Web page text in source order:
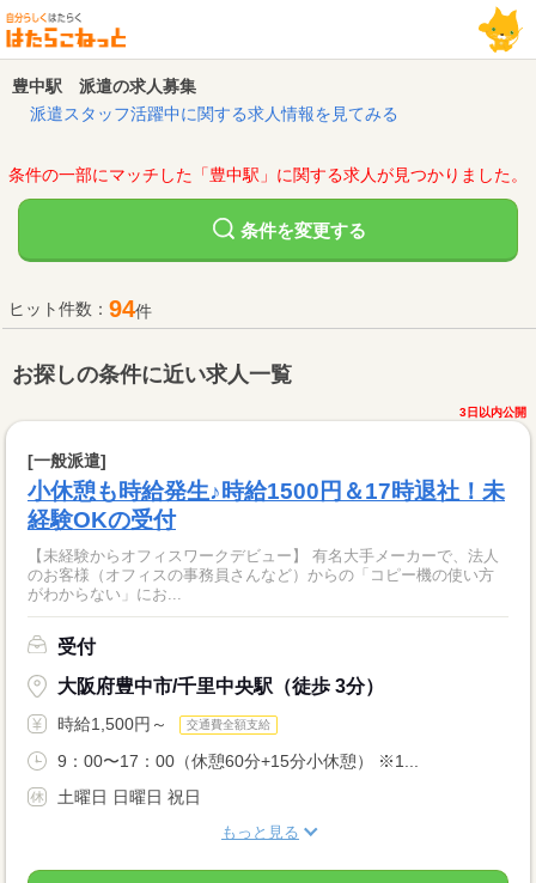
豊中駅 派遣の求人募集
派遣スタッフ活躍中に関する求人情報を見てみる
条件の一部にマッチした「豊中駅」に関する求人が見つかりました。
条件を変更する
ヒット件数： 94件
お探しの条件に近い求人一覧
3日以内公開
[一般派遣]
小休憩も時給発生♪時給1500円＆17時退社！未
経験OKの受付
【未経験からオフィスワークデビュー】 有名大手メーカーで、法人
のお客様（オフィスの事務員さんなど）からの「コピー機の使い方
がわからない」にお...
受付
大阪府豊中市/千里中央駅（徒歩 3分）
時給1,500円～ 交通費全額支給
9：00〜17：00（休憩60分+15分小休憩） ※1...
土曜日 日曜日 祝日
もっと見る